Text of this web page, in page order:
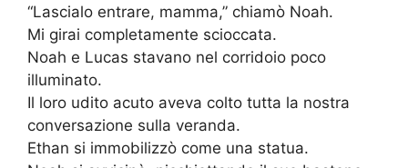
“Lascialo entrare, mamma,” chiamò Noah.
Mi girai completamente scioccata.
Noah e Lucas stavano nel corridoio poco
illuminato.
Il loro udito acuto aveva colto tutta la nostra
conversazione sulla veranda.
Ethan si immobilizzò come una statua.